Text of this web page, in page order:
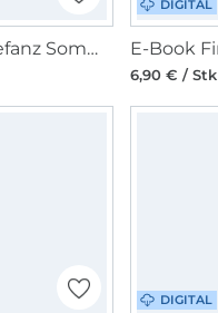
E-Book Firlefanz Sommerkleid/Jumpsuit Sonnengold
DIGITAL
6,90 € / Stk
DIGITAL